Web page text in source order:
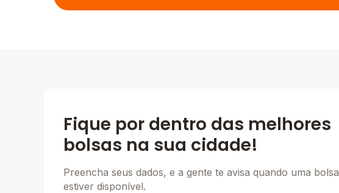
Fique por dentro das melhores
bolsas na sua cidade!
Preencha seus dados, e a gente te avisa quando uma bolsa
estiver disponível.